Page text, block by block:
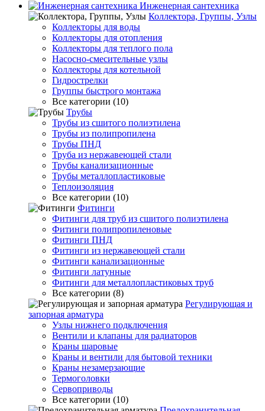
Инженерная сантехника
Коллектора, Группы, Узлы
Коллекторы для воды
Коллекторы для отопления
Коллекторы для теплого пола
Насосно-смесительные узлы
Коллекторы для котельной
Гидрострелки
Группы быстрого монтажа
Все категории (10)
Трубы
Трубы из сшитого полиэтилена
Трубы из полипропилена
Трубы ПНД
Труба из нержавеющей стали
Трубы канализационные
Трубы металлопластиковые
Теплоизоляция
Все категории (10)
Фитинги
Фитинги для труб из сшитого полиэтилена
Фитинги полипропиленовые
Фитинги ПНД
Фитинги из нержавеющей стали
Фитинги канализационные
Фитинги латунные
Фитинги для металлопластиковых труб
Все категории (8)
Регулирующая и
запорная арматура
Узлы нижнего подключения
Вентили и клапаны для радиаторов
Краны шаровые
Краны и вентили для бытовой техники
Краны незамерзающие
Термоголовки
Сервоприводы
Все категории (10)